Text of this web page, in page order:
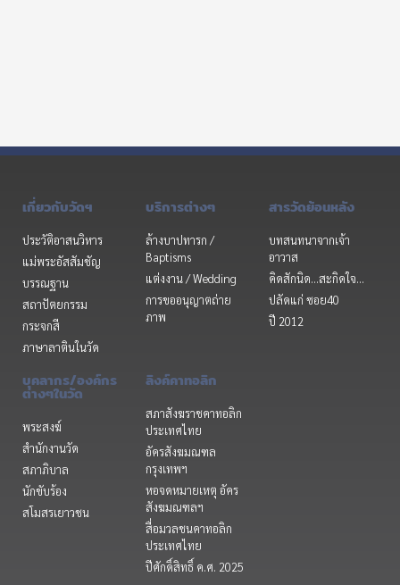
เกี่ยวกับวัดฯ
ประวัติอาสนวิหาร
แม่พระอัสสัมชัญ
บรรณฐาน
สถาปัตยกรรม
กระจกสี
ภาษาลาตินในวัด
บริการต่างๆ
ล้างบาปทารก /
Baptisms
แต่งงาน / Wedding
การขออนุญาตถ่าย
ภาพ
สารวัดย้อนหลัง
บทสนทนาจากเจ้า
อาวาส
คิดสักนิด...สะกิดใจ...
ปลัดแก่ ซอย40
ปี 2012
บุคลากร/องค์กร
ต่างๆในวัด
พระสงฆ์
สำนักงานวัด
สภาภิบาล
นักขับร้อง
สโมสรเยาวชน
ลิงค์คาทอลิก
สภาสังฆราชคาทอลิก
ประเทศไทย
อัครสังฆมณฑล
กรุงเทพฯ
หอจดหมายเหตุ อัคร
สังฆมณฑลฯ
สื่อมวลชนคาทอลิก
ประเทศไทย
ปีศักดิ์สิทธิ์ ค.ศ. 2025